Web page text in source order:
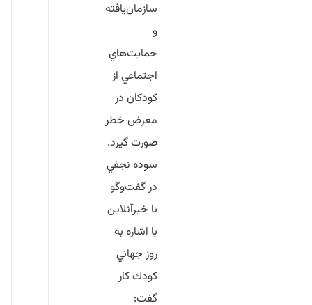
سازمان‌يافته
و
حمايت‌هاي
اجتماعي از
كودكان در
معرض خطر
صورت گيرد.
سوده نجفي
در گفت‌وگو
با خبرآنلاين
با اشاره به
روز جهاني
كودك كار
گفت: